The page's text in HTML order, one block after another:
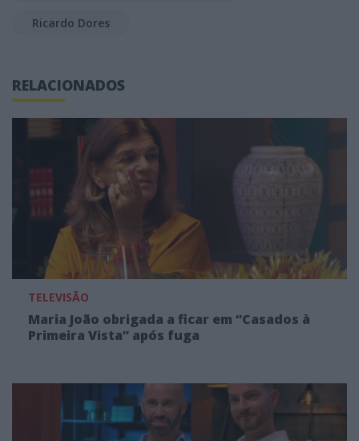
Ricardo Dores
RELACIONADOS
TELEVISÃO
Maria João obrigada a ficar em “Casados à
Primeira Vista” após fuga